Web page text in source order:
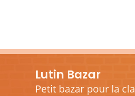
Lutin Bazar
Petit bazar pour la